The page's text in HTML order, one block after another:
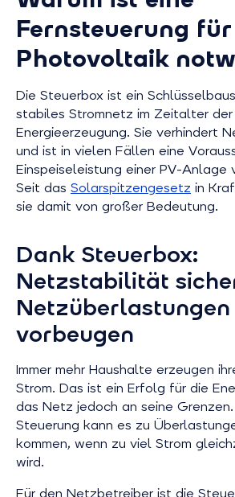
Fernsteuerung für
Photovoltaik
Die Steuerbox ist ein
stabiles Stromnetz im Zeitalter
Energieerzeugung. Sie verhindert
und ist in vielen Fällen eine
Einspeiseleistung einer PV-Anlage
Seit das Solarspitzengesetz in
sie damit von großer Bedeutung.
Dank Steuerbox:
Netzstabilität
Netzüberlastungen
vorbeugen
Immer mehr Haushalte erzeugen
Strom. Das ist ein Erfolg für die
das Netz jedoch an seine
Steuerung kann es zu
kommen, wenn zu viel Strom
wird.
Für den Netzbetreiber ist die